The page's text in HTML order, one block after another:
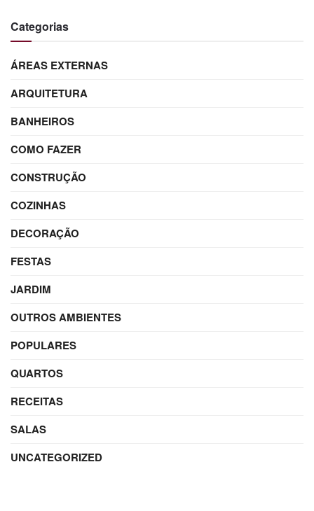
Categorias
ÁREAS EXTERNAS
ARQUITETURA
BANHEIROS
COMO FAZER
CONSTRUÇÃO
COZINHAS
DECORAÇÃO
FESTAS
JARDIM
OUTROS AMBIENTES
POPULARES
QUARTOS
RECEITAS
SALAS
UNCATEGORIZED